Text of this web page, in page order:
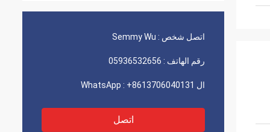
اتصل شخص : Semmy Wu
رقم الهاتف : 05936532656
ال WhatsApp : +8613706040131
اتصل